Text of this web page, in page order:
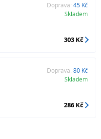
Doprava: 45 Kč
Skladem
303 Kč
Doprava: 80 Kč
Skladem
286 Kč